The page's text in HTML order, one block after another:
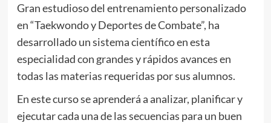
Gran estudioso del entrenamiento personalizado
en “Taekwondo y Deportes de Combate”, ha
desarrollado un sistema científico en esta
especialidad con grandes y rápidos avances en
todas las materias requeridas por sus alumnos.
En este curso se aprenderá a analizar, planificar y
ejecutar cada una de las secuencias para un buen